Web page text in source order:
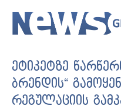
ეტიკეტზე
ბრენდის“
რეგულაციის